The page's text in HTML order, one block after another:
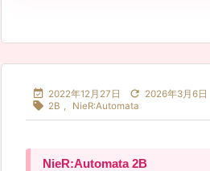
 2022年12月27日  2026年3月6日
 2B , NieR:Automata
NieR:Automata 2B